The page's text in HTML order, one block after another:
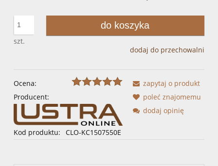
szt.
do koszyka
dodaj do przechowalni
Ocena:
Producent:
Kod produktu: CLO-KC1507550E
zapytaj o produkt
poleć znajomemu
dodaj opinię